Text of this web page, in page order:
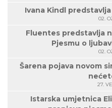
Ivana Kindl
02.
Fluentes predstavlja
Pjesmu o
02.
Šarena pojava novom
27.
Istarska umjetnica